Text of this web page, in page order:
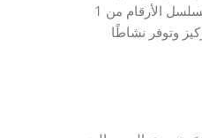
الفراغات المطابقة، مما يعزز قدرته على التعرف البصري والذاكرة. يساعده هذا البازل على تعلم العد بتسلسل الأرقام من 1
وتوفر نشاطًا